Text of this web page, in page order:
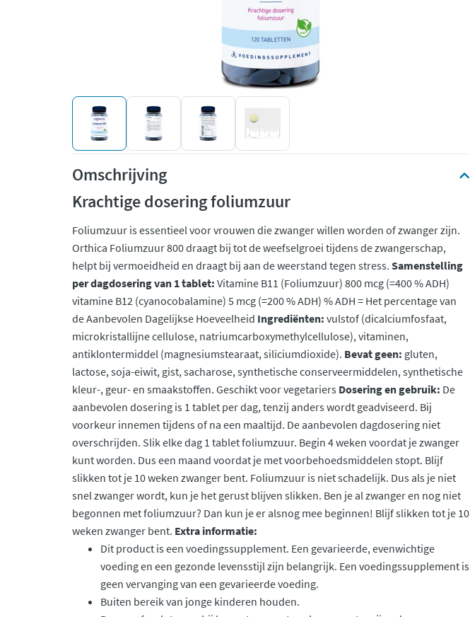
Omschrijving
Krachtige dosering foliumzuur
Foliumzuur is essentieel voor vrouwen die zwanger willen worden of zwanger zijn.
Orthica Foliumzuur 800 draagt bij tot de weefselgroei tijdens de zwangerschap,
helpt bij vermoeidheid en draagt bij aan de weerstand tegen stress. Samenstelling
per dagdosering van 1 tablet: Vitamine B11 (Foliumzuur) 800 mcg (=400 % ADH)
vitamine B12 (cyanocobalamine) 5 mcg (=200 % ADH) % ADH = Het percentage van
de Aanbevolen Dagelijkse Hoeveelheid Ingrediënten: vulstof (dicalciumfosfaat,
microkristallijne cellulose, natriumcarboxymethylcellulose), vitaminen,
antiklontermiddel (magnesiumstearaat, siliciumdioxide). Bevat geen: gluten,
lactose, soja-eiwit, gist, sacharose, synthetische conserveermiddelen, synthetische
kleur-, geur- en smaakstoffen. Geschikt voor vegetariers Dosering en gebruik: De
aanbevolen dosering is 1 tablet per dag, tenzij anders wordt geadviseerd. Bij
voorkeur innemen tijdens of na een maaltijd. De aanbevolen dagdosering niet
overschrijden. Slik elke dag 1 tablet foliumzuur. Begin 4 weken voordat je zwanger
kunt worden. Dus een maand voordat je met voorbehoedsmiddelen stopt. Blijf
slikken tot je 10 weken zwanger bent. Foliumzuur is niet schadelijk. Dus als je niet
snel zwanger wordt, kun je het gerust blijven slikken. Ben je al zwanger en nog niet
begonnen met foliumzuur? Dan kun je er alsnog mee beginnen! Blijf slikken tot je 10
weken zwanger bent. Extra informatie:
Dit product is een voedingssupplement. Een gevarieerde, evenwichtige
voeding en een gezonde levensstijl zijn belangrijk. Een voedingssupplement is
geen vervanging van een gevarieerde voeding.
Buiten bereik van jonge kinderen houden.